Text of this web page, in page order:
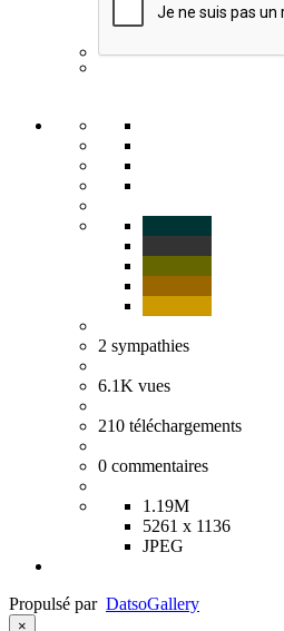
2 sympathies
6.1K vues
210 téléchargements
0 commentaires
1.19M
5261 x 1136
JPEG
Propulsé par DatsoGallery
×